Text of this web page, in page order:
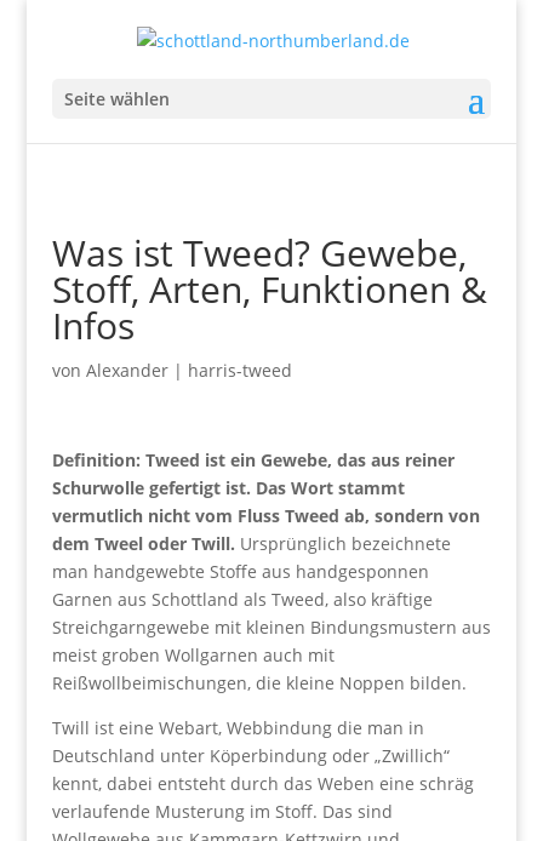
Seite wählen
Was ist Tweed? Gewebe,
Stoff, Arten, Funktionen &
Infos
von Alexander| harris-tweed
Definition: Tweed ist ein Gewebe, das aus reiner
Schurwolle gefertigt ist. Das Wort stammt
vermutlich nicht vom Fluss Tweed ab, sondern von
dem Tweel oder Twill. Ursprünglich bezeichnete
man handgewebte Stoffe aus handgesponnen
Garnen aus Schottland als Tweed, also kräftige
Streichgarngewebe mit kleinen Bindungsmustern aus
meist groben Wollgarnen auch mit
Reißwollbeimischungen, die kleine Noppen bilden.
Twill ist eine Webart, Webbindung die man in
Deutschland unter Köperbindung oder „Zwillich“
kennt, dabei entsteht durch das Weben eine schräg
verlaufende Musterung im Stoff. Das sind